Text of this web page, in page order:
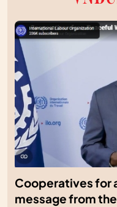
Cooperatives for
message from